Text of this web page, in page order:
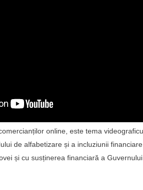
online, este tema
de alfabetizare și a incluziunii
și cu susținerea financiară a